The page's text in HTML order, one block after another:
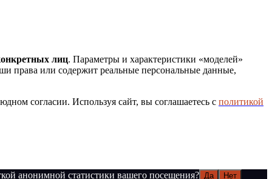
лиц. Параметры и характеристики «моделей»
права или содержит реальные персональные данные,
согласии. Используя сайт, вы соглашаетесь с политикой
анонимной статистики вашего посещения? Да Нет